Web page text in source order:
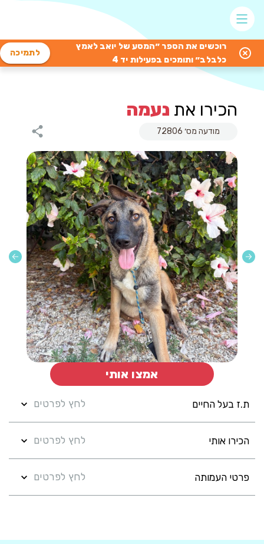
רוכשים את הספר ״המסע של יואב לאמץ
כלבלב״ ותומכים בפעילות יד 4
לתמיכה
הכירו את נעמה
מודעה מס׳ 72806
ת.ז בעל החיים לחץ לפרטים
הכירו אותי לחץ לפרטים
פרטי העמותה לחץ לפרטים
אמצו אותי